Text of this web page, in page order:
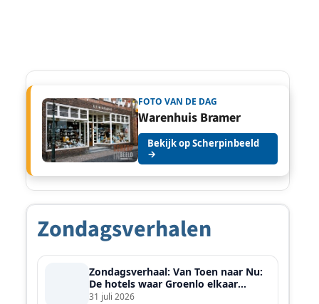
FOTO VAN DE DAG
Warenhuis Bramer
Bekijk op Scherpinbeeld
→
Zondagsverhalen
Zondagsverhaal: Van Toen naar Nu:
De hotels waar Groenlo elkaar
ontmoette
31 juli 2026